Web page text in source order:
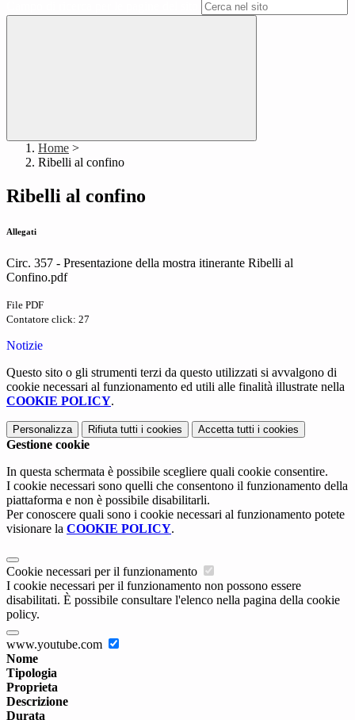
Home >
Ribelli al confino
Ribelli al confino
Allegati
Circ. 357 - Presentazione della mostra itinerante Ribelli al
Confino.pdf
File PDF
Contatore click: 27
Notizie
Questo sito o gli strumenti terzi da questo utilizzati si avvalgono di
cookie necessari al funzionamento ed utili alle finalità illustrate nella
COOKIE POLICY.
Personalizza Rifiuta tutti i cookies Accetta tutti i cookies
Gestione cookie
In questa schermata è possibile scegliere quali cookie consentire.
I cookie necessari sono quelli che consentono il funzionamento della
piattaforma e non è possibile disabilitarli.
Per conoscere quali sono i cookie necessari al funzionamento potete
visionare la COOKIE POLICY.
Cookie necessari per il funzionamento
I cookie necessari per il funzionamento non possono essere
disabilitati. È possibile consultare l'elenco nella pagina della cookie
policy.
www.youtube.com
Nome
Tipologia
Proprieta
Descrizione
Durata